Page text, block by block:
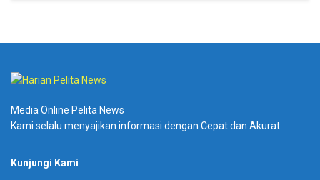
Media Online Pelita News
Kami selalu menyajikan informasi dengan Cepat dan Akurat.
Kunjungi Kami